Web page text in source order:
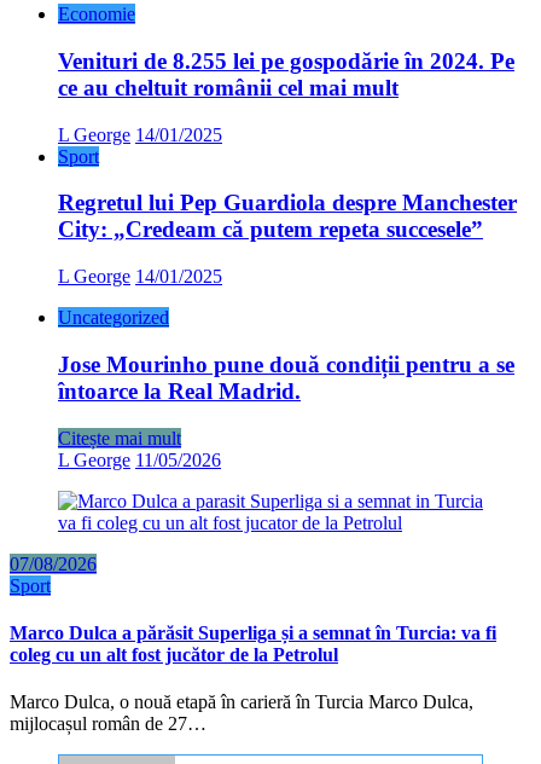
Economie
Venituri de 8.255 lei pe gospodărie în 2024. Pe
ce au cheltuit românii cel mai mult
L George 14/01/2025
Sport
Regretul lui Pep Guardiola despre Manchester
City: „Credeam că putem repeta succesele”
L George 14/01/2025
Uncategorized
Jose Mourinho pune două condiții pentru a se
întoarce la Real Madrid.
Citește mai mult
L George 11/05/2026
07/08/2026
Sport
Marco Dulca a părăsit Superliga și a semnat în Turcia: va fi
coleg cu un alt fost jucător de la Petrolul
Marco Dulca, o nouă etapă în carieră în Turcia Marco Dulca,
mijlocașul român de 27…